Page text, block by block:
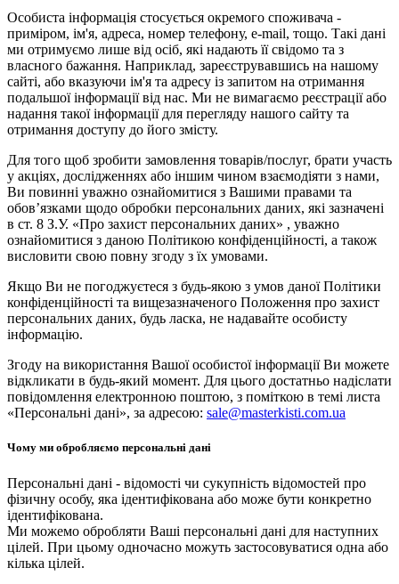
Особиста інформація стосується окремого споживача -
приміром, ім'я, адреса, номер телефону, e-mail, тощо. Такі дані
ми отримуємо лише від осіб, які надають її свідомо та з
власного бажання. Наприклад, зареєструвавшись на нашому
сайті, або вказуючи ім'я та адресу із запитом на отримання
подальшої інформації від нас. Ми не вимагаємо реєстрації або
надання такої інформації для перегляду нашого сайту та
отримання доступу до його змісту.
Для того щоб зробити замовлення товарів/послуг, брати участь
у акціях, дослідженнях або іншим чином взаємодіяти з нами,
Ви повинні уважно ознайомитися з Вашими правами та
обов’язками щодо обробки персональних даних, які зазначені
в ст. 8 З.У. «Про захист персональних даних» , уважно
ознайомитися з даною Політикою конфіденційності, а також
висловити свою повну згоду з їх умовами.
Якщо Ви не погоджуєтеся з будь-якою з умов даної Політики
конфіденційності та вищезазначеного Положення про захист
персональних даних, будь ласка, не надавайте особисту
інформацію.
Згоду на використання Вашої особистої інформації Ви можете
відкликати в будь-який момент. Для цього достатньо надіслати
повідомлення електронною поштою, з поміткою в темі листа
«Персональні дані», за адресою: sale@masterkisti.com.ua
Чому ми обробляємо персональні дані
Персональні дані - відомості чи сукупність відомостей про
фізичну особу, яка ідентифікована або може бути конкретно
ідентифікована.
Ми можемо обробляти Ваші персональні дані для наступних
цілей. При цьому одночасно можуть застосовуватися одна або
кілька цілей.